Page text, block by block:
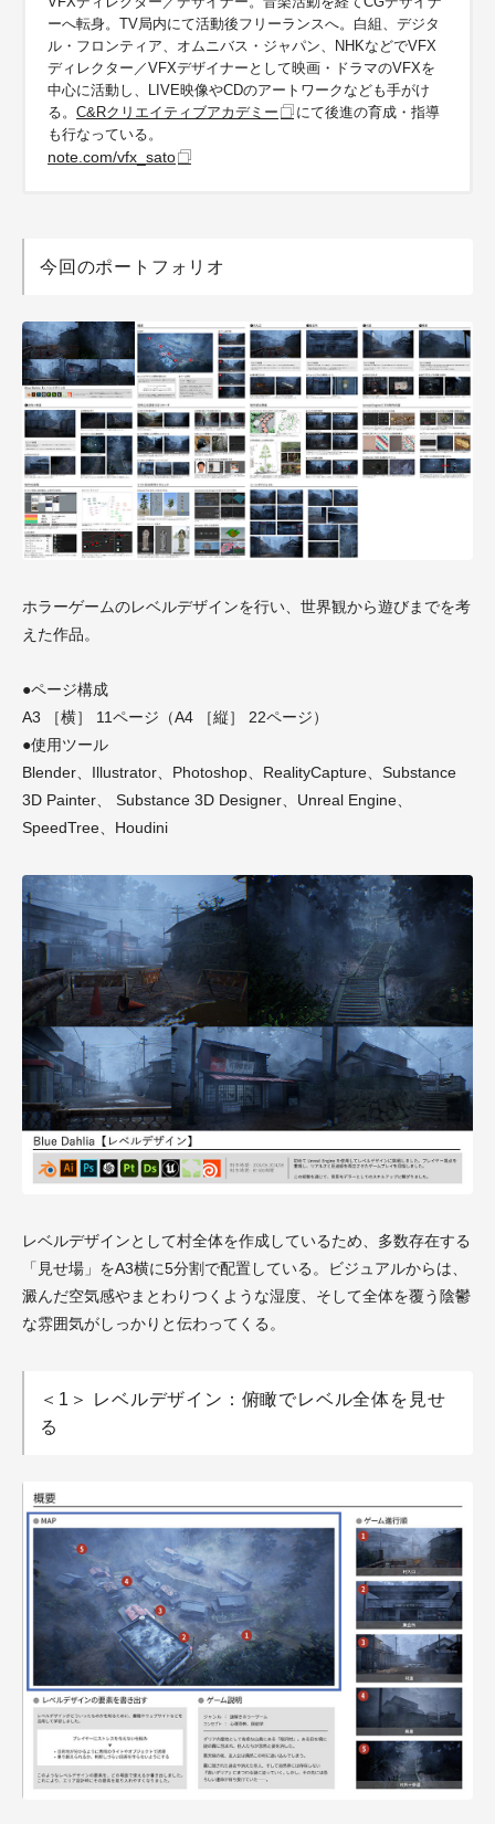
ーへ転身。TV局内にて活動後フリーランスへ。白組、デジタ
ル・フロンティア、オムニバス・ジャパン、NHKなどでVFX
ディレクター／VFXデザイナーとして映画・ドラマのVFXを
中心に活動し、LIVE映像やCDのアートワークなども手がけ
る。 C&Rクリエイティブアカデミー
にて後進の育成・指導
も行なっている。
note.com/vfx_sato
今回のポートフォリオ
ホラーゲームのレベルデザインを行い、世界観から遊びまでを考
えた作品。
●ページ構成
A3 ［横］ 11ページ（A4 ［縦］ 22ページ）
●使用ツール
Blender、Illustrator、Photoshop、RealityCapture、Substance
3D Painter、 Substance 3D Designer、Unreal Engine、
SpeedTree、Houdini
レベルデザインとして村全体を作成しているため、多数存在する
「見せ場」をA3横に5分割で配置している。ビジュアルからは、
澱んだ空気感やまとわりつくような湿度、そして全体を覆う陰鬱
な雰囲気がしっかりと伝わってくる。
＜1＞ レベルデザイン：俯瞰でレベル全体を見せ
る